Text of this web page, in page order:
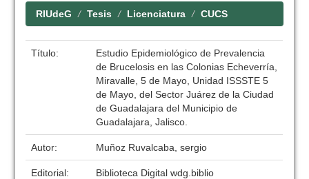
RIUdeG Tesis Licenciatura CUCS
Título:
Estudio Epidemiológico de Prevalencia
de Brucelosis en las Colonias Echeverría,
Miravalle, 5 de Mayo, Unidad ISSSTE 5
de Mayo, del Sector Juárez de la Ciudad
de Guadalajara del Municipio de
Guadalajara, Jalisco.
Autor: Muñoz Ruvalcaba, sergio
Editorial:
Biblioteca Digital wdg.biblio